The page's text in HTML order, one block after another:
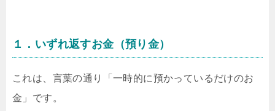
１．いずれ返すお金（預り金）
これは、言葉の通り「一時的に預かっているだけのお
金」です。